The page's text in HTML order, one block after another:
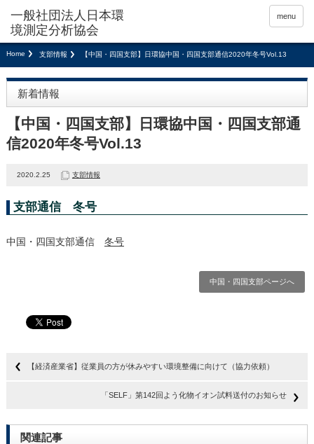
menu
Home 支部情報 【中国・四国支部】日環協中国・四国支部通信2020年冬号Vol.13
新着情報
【中国・四国支部】日環協中国・四国支部通
信2020年冬号Vol.13
2020.2.25 支部情報
支部通信 冬号
中国・四国支部通信 冬号
中国・四国支部ページへ
【経済産業省】従業員の方が休みやすい環境整備に向けて（協力依頼）
「SELF」第142回よう化物イオン試料送付のお知らせ
関連記事